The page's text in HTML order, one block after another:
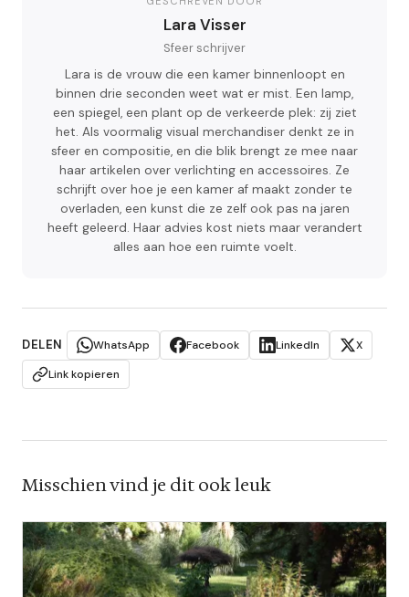
Lara Visser
Sfeer schrijver
Lara is de vrouw die een kamer binnenloopt en
binnen drie seconden weet wat er mist. Een lamp,
een spiegel, een plant op de verkeerde plek: zij ziet
het. Als voormalig visual merchandiser denkt ze in
sfeer en compositie, en die blik brengt ze mee naar
haar artikelen over verlichting en accessoires. Ze
schrijft over hoe je een kamer af maakt zonder te
overladen, een kunst die ze zelf ook pas na jaren
heeft geleerd. Haar advies kost niets maar verandert
alles aan hoe een ruimte voelt.
DELEN WhatsApp Facebook LinkedIn
X
Link kopieren
Misschien vind je dit ook leuk